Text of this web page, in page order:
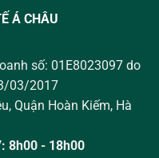
Á CHÂU
số: 01E8023097 do
03/2017
Quận Hoàn Kiếm, Hà
8h00 - 18h00